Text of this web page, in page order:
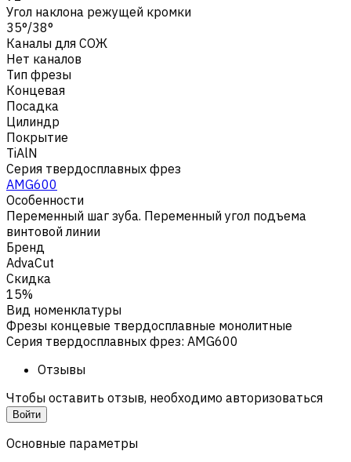
Угол наклона режущей кромки
35°/38°
Каналы для СОЖ
Нет каналов
Тип фрезы
Концевая
Посадка
Цилиндр
Покрытие
TiAlN
Серия твердосплавных фрез
AMG600
Особенности
Переменный шаг зуба. Переменный угол подъема
винтовой линии
Бренд
AdvaCut
Скидка
15%
Вид номенклатуры
Фрезы концевые твердосплавные монолитные
Серия твердосплавных фрез: AMG600
Отзывы
Чтобы оставить отзыв, необходимо авторизоваться
Войти
Основные параметры